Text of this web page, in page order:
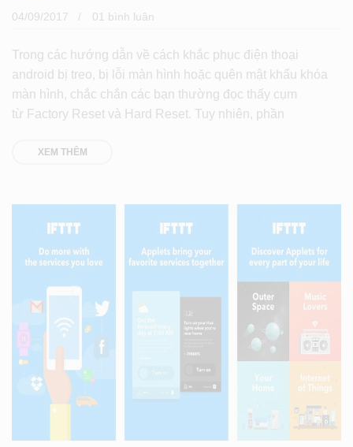
04/09/2017 01 bình luân
Trong các hướng dẫn về cách khắc phục điện thoại
android bị treo, bị lỗi màn hình hoặc quên mật khẩu khóa
màn hình, chắc chắn các bạn thường đọc thấy cụm
từ Factory Reset và Hard Reset. Tuy nhiên, phần
XEM THÊM